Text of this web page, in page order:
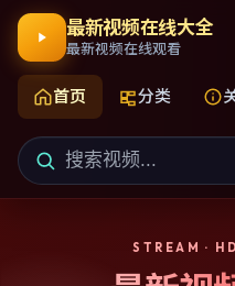
最新视频在线大全
最新视频在线观看
首页 分类
STREAM ·